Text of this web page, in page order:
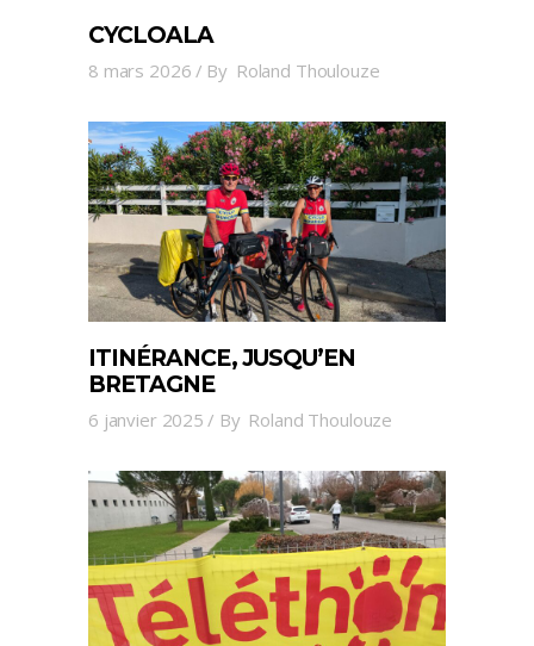
CYCLOALA
8 mars 2026 By Roland Thoulouze
ITINÉRANCE, JUSQU’EN
BRETAGNE
6 janvier 2025 By Roland Thoulouze